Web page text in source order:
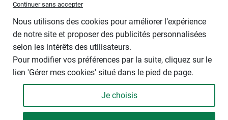
- +
Continuer sans accepter
Nous utilisons des cookies pour améliorer l’expérience
de notre site et proposer des publicités personnalisées
selon les intérêts des utilisateurs.
Pour modifier vos préférences par la suite, cliquez sur le
lien 'Gérer mes cookies' situé dans le pied de page.
Je choisis